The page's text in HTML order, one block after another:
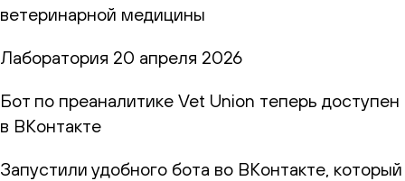
ветеринарной медицины
Лаборатория 20 апреля 2026
Бот по преаналитике Vet Union теперь доступен
в ВКонтакте
Запустили удобного бота во ВКонтакте, который